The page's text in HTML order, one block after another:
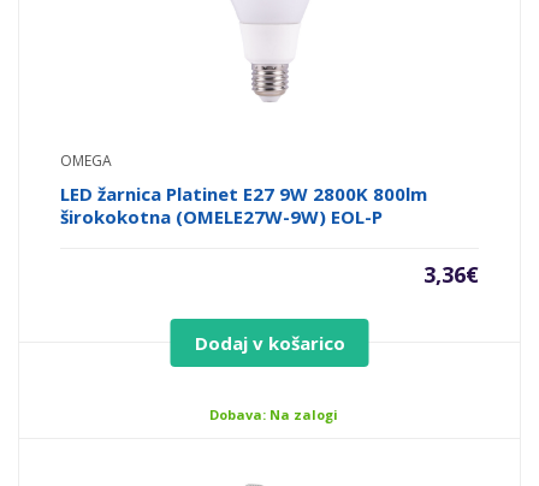
OMEGA
LED žarnica Platinet E27 9W 2800K 800lm
širokokotna (OMELE27W-9W) EOL-P
3,36€
Dodaj v košarico
Dobava: Na zalogi